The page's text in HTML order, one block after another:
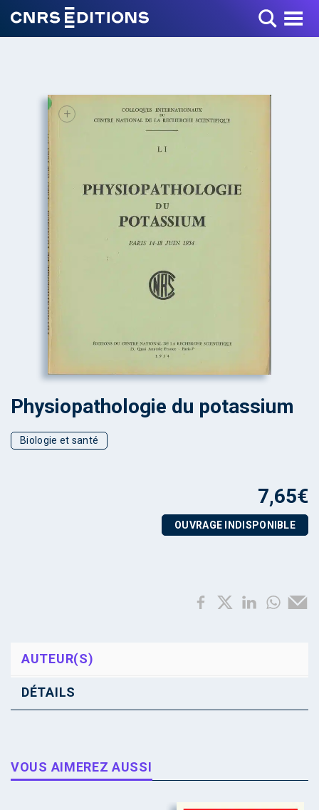
Toggle Menu
+
Physiopathologie du potassium
Biologie et santé
7,65€
OUVRAGE INDISPONIBLE
AUTEUR(S)
DÉTAILS
VOUS AIMEREZ AUSSI